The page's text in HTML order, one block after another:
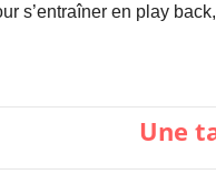
s’entraîner en play
Une